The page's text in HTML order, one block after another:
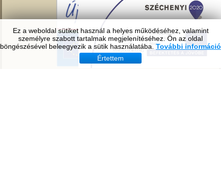
Ez a weboldal sütiket használ a helyes működéséhez, valamint
személyre szabott tartalmak megjelenítéséhez. Ön az oldal
böngészésével beleegyezik a sütik használatába. További információ
Értettem